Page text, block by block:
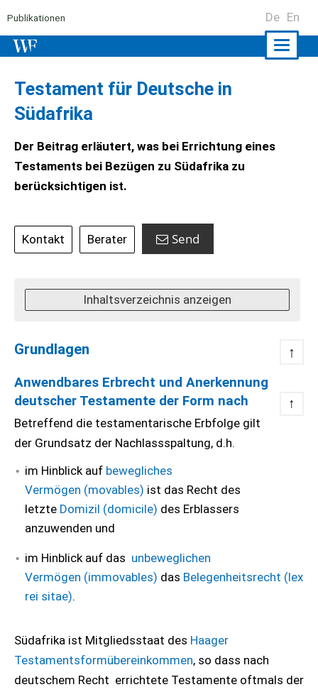
Publikationen De En
Testament für Deutsche in
Südafrika
Der Beitrag erläutert, was bei Errichtung eines
Testaments bei Bezügen zu Südafrika zu
berücksichtigen ist.
Kontakt Berater Send
Inhaltsverzeichnis anzeigen
Grundlagen ↑
Anwendbares Erbrecht und Anerkennung
deutscher Testamente der Form nach
↑
Betreffend die testamentarische Erbfolge gilt
der Grundsatz der Nachlassspaltung, d.h.
im Hinblick auf bewegliches
Vermögen (movables) ist das Recht des
letzte Domizil (domicile) des Erblassers
anzuwenden und
im Hinblick auf das unbeweglichen
Vermögen (immovables) das Belegenheitsrecht (lex
rei sitae).
Südafrika ist Mitgliedsstaat des Haager
Testamentsformübereinkommen, so dass nach
deutschem Recht errichtete Testamente oftmals der